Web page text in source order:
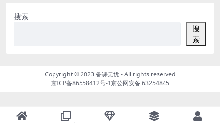
搜索
搜
索
Copyright © 2023备课无忧- All rights reserved
京ICP备86558412号-1京公网安备 63254845